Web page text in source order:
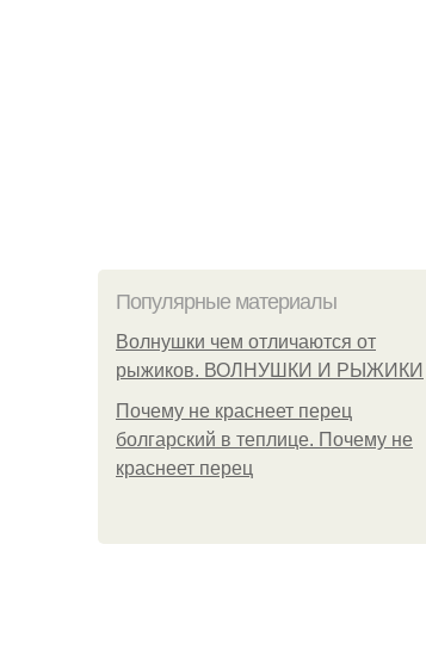
Популярные материалы
Волнушки чем отличаются от
рыжиков. ВОЛНУШКИ И РЫЖИКИ
Почему не краснеет перец
болгарский в теплице. Почему не
краснеет перец